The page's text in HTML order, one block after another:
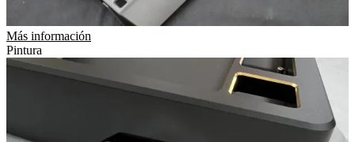
Más información
Pintura